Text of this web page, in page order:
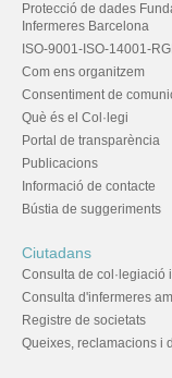
Protecció de dades
Infermeres Barcelona
ISO-9001-ISO-14001-
Com ens organitzem
Consentiment de
Què és el Col·legi
Portal de transparència
Publicacions
Informació de contacte
Bústia de suggeriments
Ciutadans
Consulta de col·legiació
Consulta d'infermeres
Registre de societats
Queixes, reclamacions i